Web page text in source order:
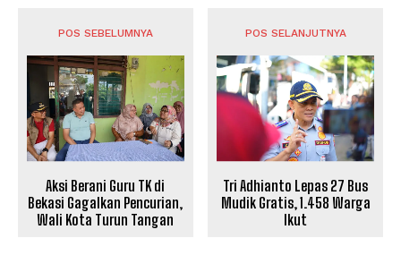
POS SEBELUMNYA
Aksi Berani Guru TK di
Bekasi Gagalkan Pencurian,
Wali Kota Turun Tangan
POS SELANJUTNYA
Tri Adhianto Lepas 27 Bus
Mudik Gratis, 1.458 Warga
Ikut